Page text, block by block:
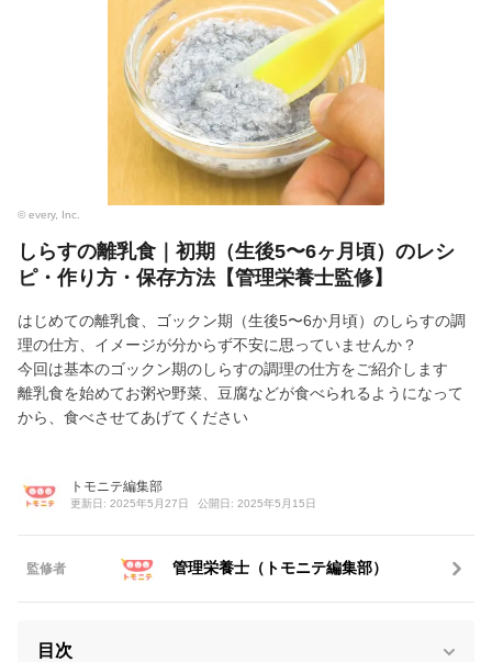
© every, Inc.
しらすの離乳食｜初期（生後5〜6ヶ月頃）のレシ
ピ・作り方・保存方法【管理栄養士監修】
はじめての離乳食、ゴックン期（生後5〜6か月頃）のしらすの調
理の仕方、イメージが分からず不安に思っていませんか？
今回は基本のゴックン期のしらすの調理の仕方をご紹介します
離乳食を始めてお粥や野菜、豆腐などが食べられるようになって
から、食べさせてあげてください
トモニテ編集部
更新日: 2025年5月27日 公開日: 2025年5月15日
監修者 管理栄養士（トモニテ編集部）
目次